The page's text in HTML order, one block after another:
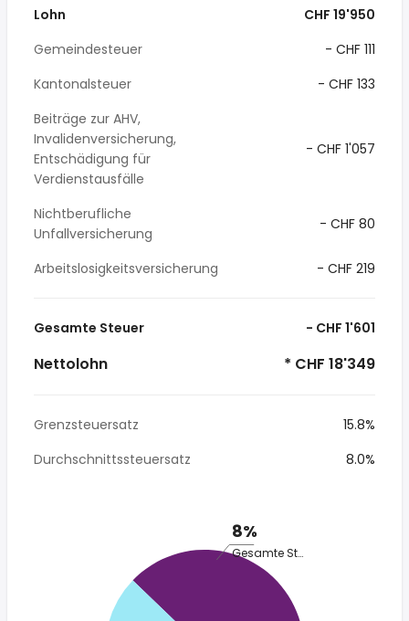
Lohn
CHF 19'950
Gemeindesteuer
- CHF 111
Kantonalsteuer
- CHF 133
Beiträge zur AHV,
Invalidenversicherung,
Entschädigung für
Verdienstausfälle
- CHF 1'057
Nichtberufliche
Unfallversicherung
- CHF 80
Arbeitslosigkeitsversicherung - CHF 219
Gesamte Steuer - CHF 1'601
Nettolohn * CHF 18'349
Grenzsteuersatz
15.8%
Durchschnittssteuersatz
8.0%
8%
Gesamte Steuer